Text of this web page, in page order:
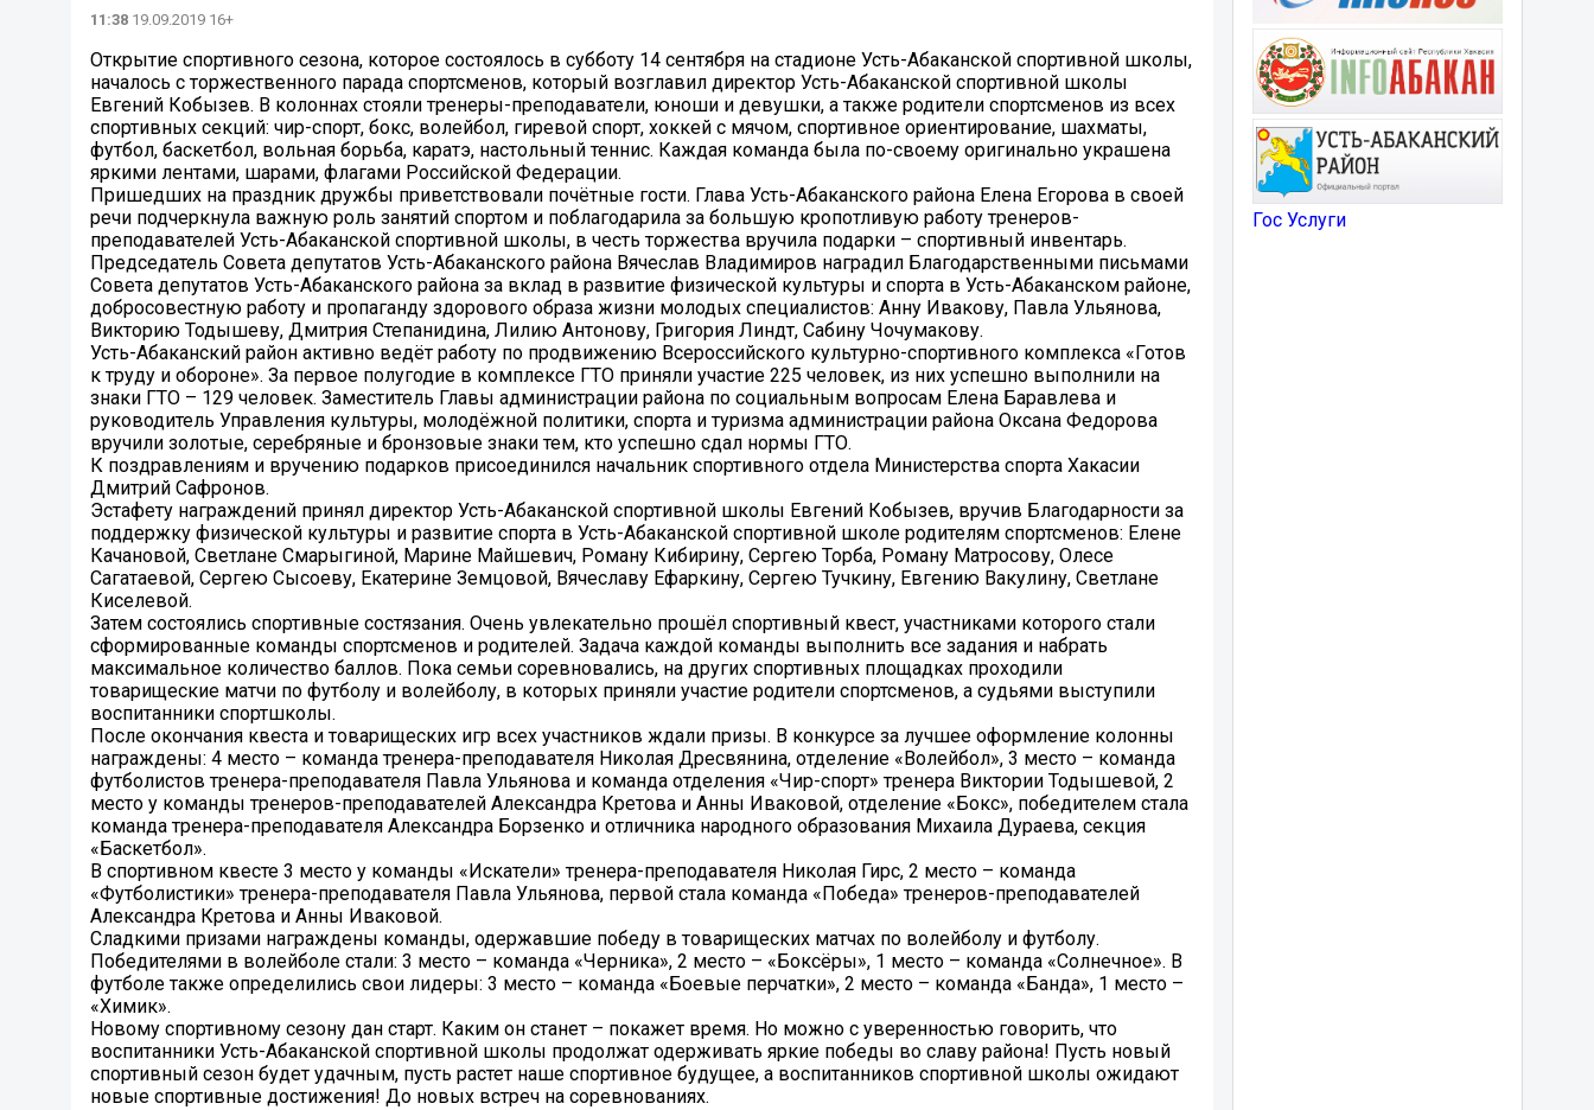
11:38 19.09.2019 16+
Открытие спортивного сезона, которое состоялось в субботу 14 сентября на стадионе Усть-Абаканской спортивной школы,
началось с торжественного парада спортсменов, который возглавил директор Усть-Абаканской спортивной школы
Евгений Кобызев. В колоннах стояли тренеры-преподаватели, юноши и девушки, а также родители спортсменов из всех
спортивных секций: чир-спорт, бокс, волейбол, гиревой спорт, хоккей с мячом, спортивное ориентирование, шахматы,
футбол, баскетбол, вольная борьба, каратэ, настольный теннис. Каждая команда была по-своему оригинально украшена
яркими лентами, шарами, флагами Российской Федерации.
Пришедших на праздник дружбы приветствовали почётные гости. Глава Усть-Абаканского района Елена Егорова в своей
речи подчеркнула важную роль занятий спортом и поблагодарила за большую кропотливую работу тренеров-
преподавателей Усть-Абаканской спортивной школы, в честь торжества вручила подарки – спортивный инвентарь.
Председатель Совета депутатов Усть-Абаканского района Вячеслав Владимиров наградил Благодарственными письмами
Совета депутатов Усть-Абаканского района за вклад в развитие физической культуры и спорта в Усть-Абаканском районе,
добросовестную работу и пропаганду здорового образа жизни молодых специалистов: Анну Ивакову, Павла Ульянова,
Викторию Тодышеву, Дмитрия Степанидина, Лилию Антонову, Григория Линдт, Сабину Чочумакову.
Усть-Абаканский район активно ведёт работу по продвижению Всероссийского культурно-спортивного комплекса «Готов
к труду и обороне». За первое полугодие в комплексе ГТО приняли участие 225 человек, из них успешно выполнили на
знаки ГТО – 129 человек. Заместитель Главы администрации района по социальным вопросам Елена Баравлева и
руководитель Управления культуры, молодёжной политики, спорта и туризма администрации района Оксана Федорова
вручили золотые, серебряные и бронзовые знаки тем, кто успешно сдал нормы ГТО.
К поздравлениям и вручению подарков присоединился начальник спортивного отдела Министерства спорта Хакасии
Дмитрий Сафронов.
Эстафету награждений принял директор Усть-Абаканской спортивной школы Евгений Кобызев, вручив Благодарности за
поддержку физической культуры и развитие спорта в Усть-Абаканской спортивной школе родителям спортсменов: Елене
Качановой, Светлане Смарыгиной, Марине Майшевич, Роману Кибирину, Сергею Торба, Роману Матросову, Олесе
Сагатаевой, Сергею Сысоеву, Екатерине Земцовой, Вячеславу Ефаркину, Сергею Тучкину, Евгению Вакулину, Светлане
Киселевой.
Затем состоялись спортивные состязания. Очень увлекательно прошёл спортивный квест, участниками которого стали
сформированные команды спортсменов и родителей. Задача каждой команды выполнить все задания и набрать
максимальное количество баллов. Пока семьи соревновались, на других спортивных площадках проходили
товарищеские матчи по футболу и волейболу, в которых приняли участие родители спортсменов, а судьями выступили
воспитанники спортшколы.
После окончания квеста и товарищеских игр всех участников ждали призы. В конкурсе за лучшее оформление колонны
награждены: 4 место – команда тренера-преподавателя Николая Дресвянина, отделение «Волейбол», 3 место – команда
футболистов тренера-преподавателя Павла Ульянова и команда отделения «Чир-спорт» тренера Виктории Тодышевой, 2
место у команды тренеров-преподавателей Александра Кретова и Анны Иваковой, отделение «Бокс», победителем стала
команда тренера-преподавателя Александра Борзенко и отличника народного образования Михаила Дураева, секция
«Баскетбол».
В спортивном квесте 3 место у команды «Искатели» тренера-преподавателя Николая Гирс, 2 место – команда
«Футболистики» тренера-преподавателя Павла Ульянова, первой стала команда «Победа» тренеров-преподавателей
Александра Кретова и Анны Иваковой.
Сладкими призами награждены команды, одержавшие победу в товарищеских матчах по волейболу и футболу.
Победителями в волейболе стали: 3 место – команда «Черника», 2 место – «Боксёры», 1 место – команда «Солнечное». В
футболе также определились свои лидеры: 3 место – команда «Боевые перчатки», 2 место – команда «Банда», 1 место –
«Химик».
Новому спортивному сезону дан старт. Каким он станет – покажет время. Но можно с уверенностью говорить, что
воспитанники Усть-Абаканской спортивной школы продолжат одерживать яркие победы во славу района! Пусть новый
спортивный сезон будет удачным, пусть растет наше спортивное будущее, а воспитанников спортивной школы ожидают
новые спортивные достижения! До новых встреч на соревнованиях.
Гос Услуги